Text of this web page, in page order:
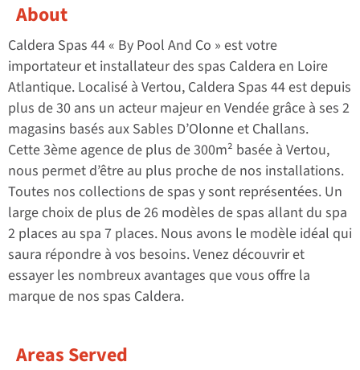
About
Caldera Spas 44 « By Pool And Co » est votre
importateur et installateur des spas Caldera en Loire
Atlantique. Localisé à Vertou, Caldera Spas 44 est depuis
plus de 30 ans un acteur majeur en Vendée grâce à ses 2
magasins basés aux Sables D’Olonne et Challans.
Cette 3ème agence de plus de 300m² basée à Vertou,
nous permet d’être au plus proche de nos installations.
Toutes nos collections de spas y sont représentées. Un
large choix de plus de 26 modèles de spas allant du spa
2 places au spa 7 places. Nous avons le modèle idéal qui
saura répondre à vos besoins. Venez découvrir et
essayer les nombreux avantages que vous offre la
marque de nos spas Caldera.
Areas Served